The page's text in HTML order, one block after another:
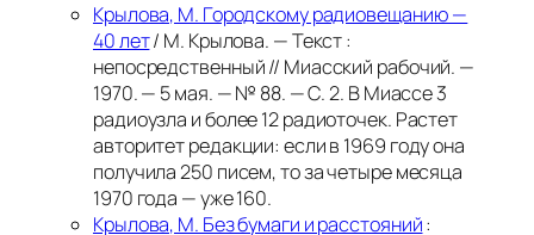
Крылова, М. Городскому радиовещанию —
40 лет/ М. Крылова. — Текст :
непосредственный // Миасский рабочий. —
1970. — 5 мая. — № 88. — С. 2. В Миассе 3
радиоузла и более 12 радиоточек. Растет
авторитет редакции: если в 1969 году она
получила 250 писем, то за четыре месяца
1970 года — уже 160.
Крылова, М. Без бумаги и расстояний: